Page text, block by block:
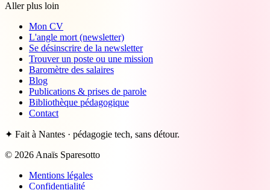
Aller plus loin
Mon CV
L'angle mort (newsletter)
Se désinscrire de la newsletter
Trouver un poste ou une mission
Baromètre des salaires
Blog
Publications & prises de parole
Bibliothèque pédagogique
Contact
✦ Fait à Nantes · pédagogie tech, sans détour.
© 2026 Anaïs Sparesotto
Mentions légales
Confidentialité